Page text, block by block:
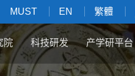
MUST EN 繁體
院 科技研发 产学研平台